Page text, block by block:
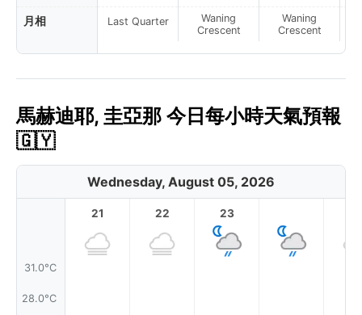
月相 Last Quarter
Waning
Crescent
Waning
Crescent
馬赫迪耶, 圭亞那 今日每小時天氣預報
🇬🇾
Wednesday, August 05, 2026
31.0°C
28.0°C
21 22 23